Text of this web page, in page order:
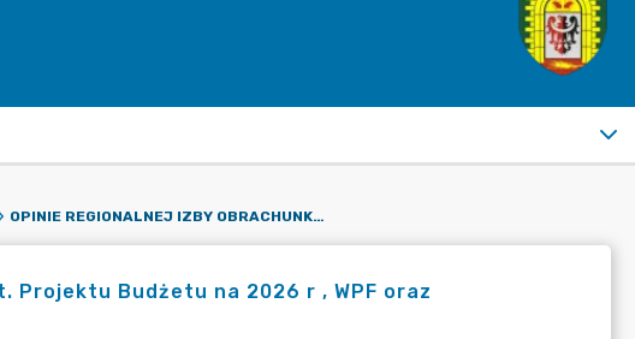
OPINIE REGIONALNEJ IZBY OBRACHUNKOWEJ DOT. PROJEKTU BUDŻETU NA 2026 R , WPF ORAZ FINANSOWANIA DEFICYTU
Projektu Budżetu na 2026 r , WPF oraz